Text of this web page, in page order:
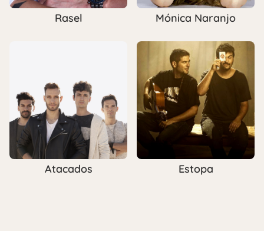
Rasel Mónica Naranjo
Atacados Estopa